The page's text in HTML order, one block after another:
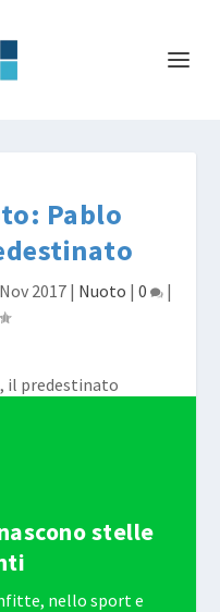
Pablo
2017| Nuoto | 0 |
stelle
nello sport e